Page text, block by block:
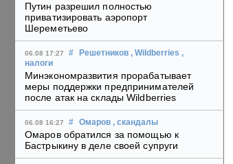
Путин разрешил полностью
приватизировать аэропорт
Шереметьево
06.08 17:27 # Решетников , Wildberries ,
налоги
Минэкономразвития прорабатывает
меры поддержки предпринимателей
после атак на склады Wildberries
06.08 16:27 # Омаров , скандалы
Омаров обратился за помощью к
Бастрыкину в деле своей супруги